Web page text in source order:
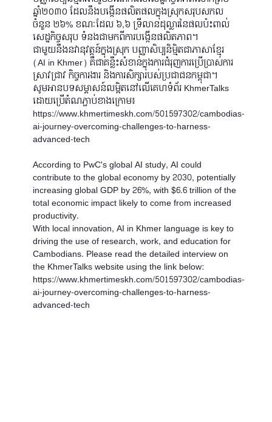
ឆ្នាំ២០៣០ ដែលនឹងបង្កើនផលិតផលក្នុងស្រុកសរុបសកល
ចំនួន ២៦% ខណៈដែល ៦,៦ ទ្រីលានដុល្លារនៃផលប៉ះពាល់
សេដ្ឋកិច្ចសរុប ទំនងជាមកពីការបង្កើនផលិតភាព។
ជាមួយនឹងនវានុវត្តន៍ក្នុងស្រុក បញ្ញាសិប្បនិម្មិតជាភាសាខ្មែរ
(AI in Khmer) គឺជាគន្លឹះសំខាន់ក្នុងការជំរុញការប្រើប្រាស់ការ
ស្រាវជ្រាវ កិច្ចការងារ និងការសិក្សារបស់ប្រជាជនកម្ពុជា។
សូមអានបទសម្ភាសន៍លម្អិតនៅលើគេហទំព័រ KhmerTalks
ដោយប្រើតំណភ្ជាប់ខាងក្រោម៖
https://www.khmertimeskh.com/501597302/cambodias-
ai-journey-overcoming-challenges-to-harness-
advanced-tech
According to PwC's global AI study, AI could
contribute to the global economy by 2030, potentially
increasing global GDP by 26%, with $6.6 trillion of the
total economic impact likely to come from increased
productivity.
With local innovation, AI in Khmer language is key to
driving the use of research, work, and education for
Cambodians. Please read the detailed interview on
the KhmerTalks website using the link below:
https://www.khmertimeskh.com/501597302/cambodias-
ai-journey-overcoming-challenges-to-harness-
advanced-tech